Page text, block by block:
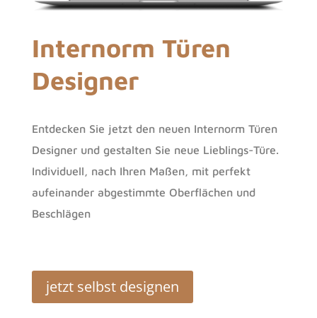
Internorm Türen
Designer
Entdecken Sie jetzt den neuen Internorm Türen
Designer und gestalten Sie neue Lieblings-Türe.
Individuell, nach Ihren Maßen, mit perfekt
aufeinander abgestimmte Oberflächen und
Beschlägen
jetzt selbst designen